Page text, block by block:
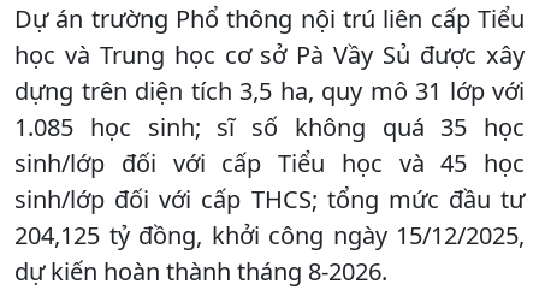
Dự án trường Phổ thông nội trú liên cấp Tiểu
học và Trung học cơ sở Pà Vầy Sủ được xây
dựng trên diện tích 3,5 ha, quy mô 31 lớp với
1.085 học sinh; sĩ số không quá 35 học
sinh/lớp đối với cấp Tiểu học và 45 học
sinh/lớp đối với cấp THCS; tổng mức đầu tư
204,125 tỷ đồng, khởi công ngày 15/12/2025,
dự kiến hoàn thành tháng 8-2026.